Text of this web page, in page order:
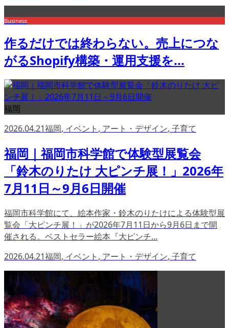
Business
作るだけでは終わらない。売上につな
がるShopify構築・運用支援を...
福岡
2026.04.21福岡, イベント , アート・デザイン, 子育て
福岡｜福岡市科学館で体験型展覧会
「鈴木のりたけ 大ピンチ展！」2026年
7月11日～9月6日開催
福岡市科学館にて、絵本作家・鈴木のりたけによる体験型展
覧会「大ピンチ展！」が2026年7月11日から9月6日まで開
催される。ベストセラー絵本『大ピンチ...
2026.04.21福岡, イベント , アート・デザイン, 子育て